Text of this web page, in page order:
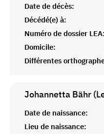
Date de décès:
Décédé(e) à:
Numéro de dossier LEA:
Domicile:
Différentes
Johannetta Bähr
Date de naissance:
Lieu de naissance: